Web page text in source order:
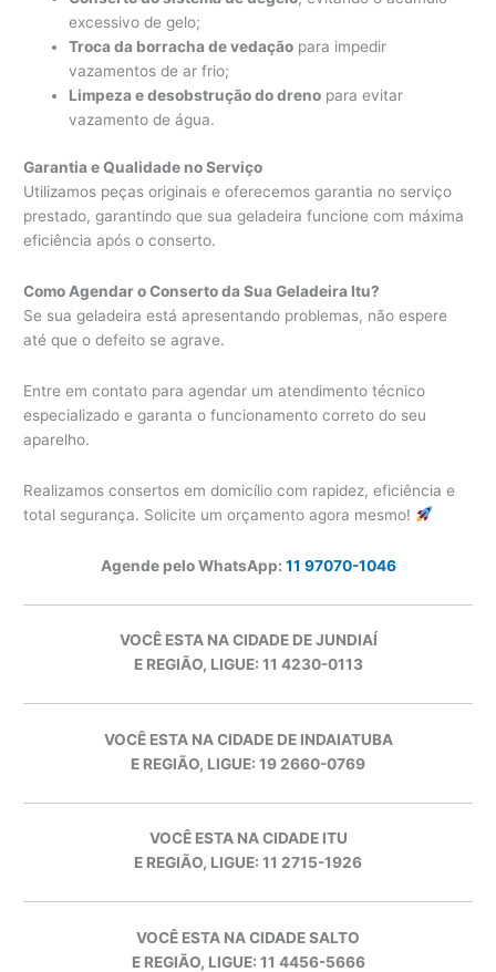
excessivo de gelo;
Troca da borracha de vedação para impedir
vazamentos de ar frio;
Limpeza e desobstrução do dreno para evitar
vazamento de água.
Garantia e Qualidade no Serviço
Utilizamos peças originais e oferecemos garantia no serviço
prestado, garantindo que sua geladeira funcione com máxima
eficiência após o conserto.
Como Agendar o Conserto da Sua Geladeira Itu?
Se sua geladeira está apresentando problemas, não espere
até que o defeito se agrave.
Entre em contato para agendar um atendimento técnico
especializado e garanta o funcionamento correto do seu
aparelho.
Realizamos consertos em domicílio com rapidez, eficiência e
total segurança. Solicite um orçamento agora mesmo!
Agende pelo WhatsApp: 11 97070-1046
VOCÊ ESTA NA CIDADE DE JUNDIAÍ
E REGIÃO, LIGUE: 11 4230-0113
VOCÊ ESTA NA CIDADE DE INDAIATUBA
E REGIÃO, LIGUE: 19 2660-0769
VOCÊ ESTA NA CIDADE ITU
E REGIÃO, LIGUE: 11 2715-1926
VOCÊ ESTA NA CIDADE SALTO
E REGIÃO, LIGUE: 11 4456-5666